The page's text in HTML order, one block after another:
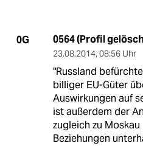
0G 0564 (Profil
23.08.2014, 08:56 Uhr
"Russland
billiger EU-Güter
Auswirkungen auf
ist außerdem der
zugleich zu
Beziehungen